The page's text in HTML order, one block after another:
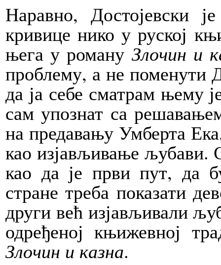
Наравно, Достојевски
кривице нико у руској
њега у роману Злочин и
проблему, а не поменути
да ја себе сматрам њему
сам упознат са
на предавању Умберта
као изјављивање љубави.
као да је први пут, да
стране треба показати
други већ изјављивали
одређеној књижевној
Злочин и казна.